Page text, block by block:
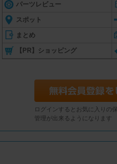
パーツレビュー
スポット
まとめ
【PR】ショッピング
ログインするとお気に入りの
管理が出来るようになります